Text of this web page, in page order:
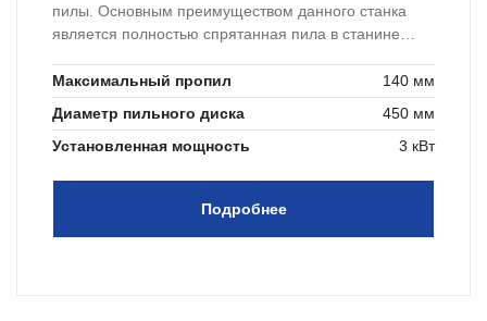
пилы. Основным преимуществом данного станка
является полностью спрятанная пила в станине
станком.
Максимальный пропил
140 мм
Диаметр пильного диска
450 мм
Установленная мощность
3 кВт
Подробнее